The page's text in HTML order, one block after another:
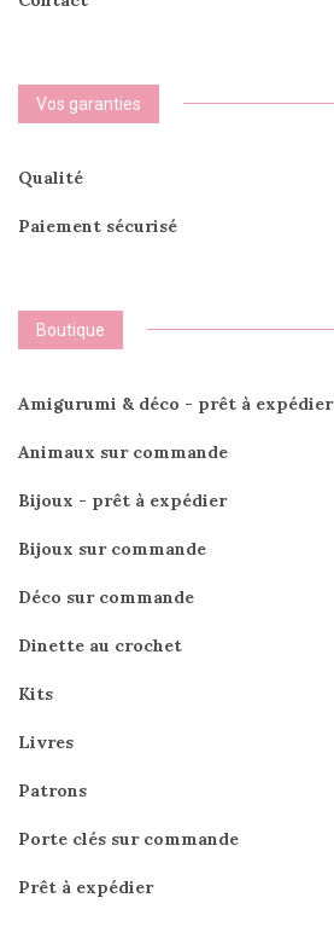
Vos garanties
Qualité
Paiement sécurisé
Boutique
Amigurumi & déco - prêt à expédier
Animaux sur commande
Bijoux - prêt à expédier
Bijoux sur commande
Déco sur commande
Dinette au crochet
Kits
Livres
Patrons
Porte clés sur commande
Prêt à expédier